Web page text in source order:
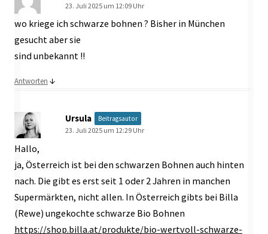
23. Juli 2025 um 12:09 Uhr
wo kriege ich schwarze bohnen ? Bisher in München
gesucht aber sie
sind unbekannt !!
Antworten ↓
Ursula Beitragsautor
23. Juli 2025 um 12:29 Uhr
Hallo,
ja, Österreich ist bei den schwarzen Bohnen auch hinten
nach. Die gibt es erst seit 1 oder 2 Jahren in manchen
Supermärkten, nicht allen. In Österreich gibts bei Billa
(Rewe) ungekochte schwarze Bio Bohnen
https://shop.billa.at/produkte/bio-wertvoll-schwarze-